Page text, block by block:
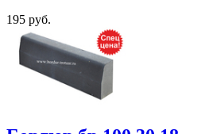
195 руб.